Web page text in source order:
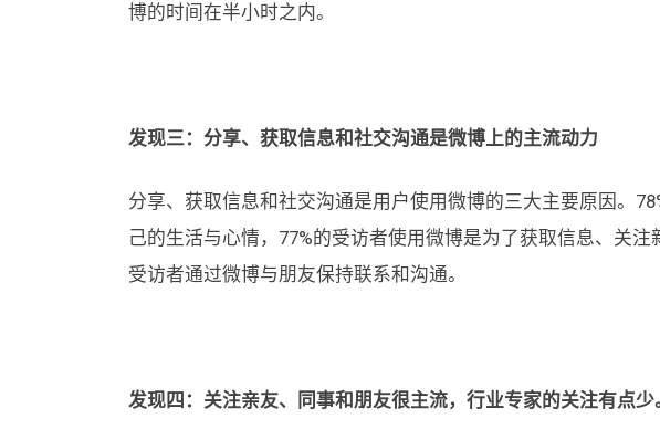
博的时间在半小时之内。
发现三：分享、获取信息和社交沟通是微博上的主流动力
分享、获取信息和社交沟通是用户使用微博的三大主要原因。
己的生活与心情，77%的受访者使用微博是为了获取信息、关
受访者通过微博与朋友保持联系和沟通。
发现四：关注亲友、同事和朋友很主流，行业专家的关注有点少